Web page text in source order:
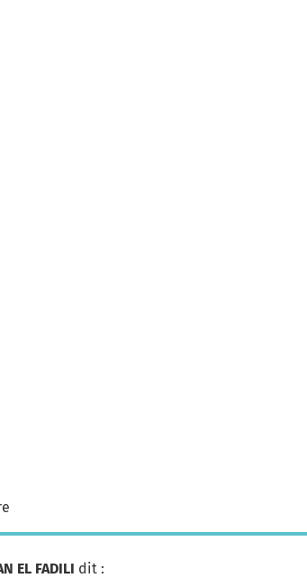
EL FADILI dit :